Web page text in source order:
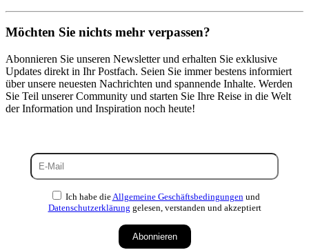
Möchten Sie nichts mehr verpassen?
Abonnieren Sie unseren Newsletter und erhalten Sie exklusive
Updates direkt in Ihr Postfach. Seien Sie immer bestens informiert
über unsere neuesten Nachrichten und spannende Inhalte. Werden
Sie Teil unserer Community und starten Sie Ihre Reise in die Welt
der Information und Inspiration noch heute!
Ich habe die Allgemeine Geschäftsbedingungen und
Datenschutzerklärung gelesen, verstanden und akzeptiert
Abonnieren